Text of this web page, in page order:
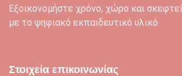
Εξοικονομήστε χρόνο, χώρο και
με το ψηφιακό εκπαιδευτικό υλικό
Στοιχεία επικοινωνίας